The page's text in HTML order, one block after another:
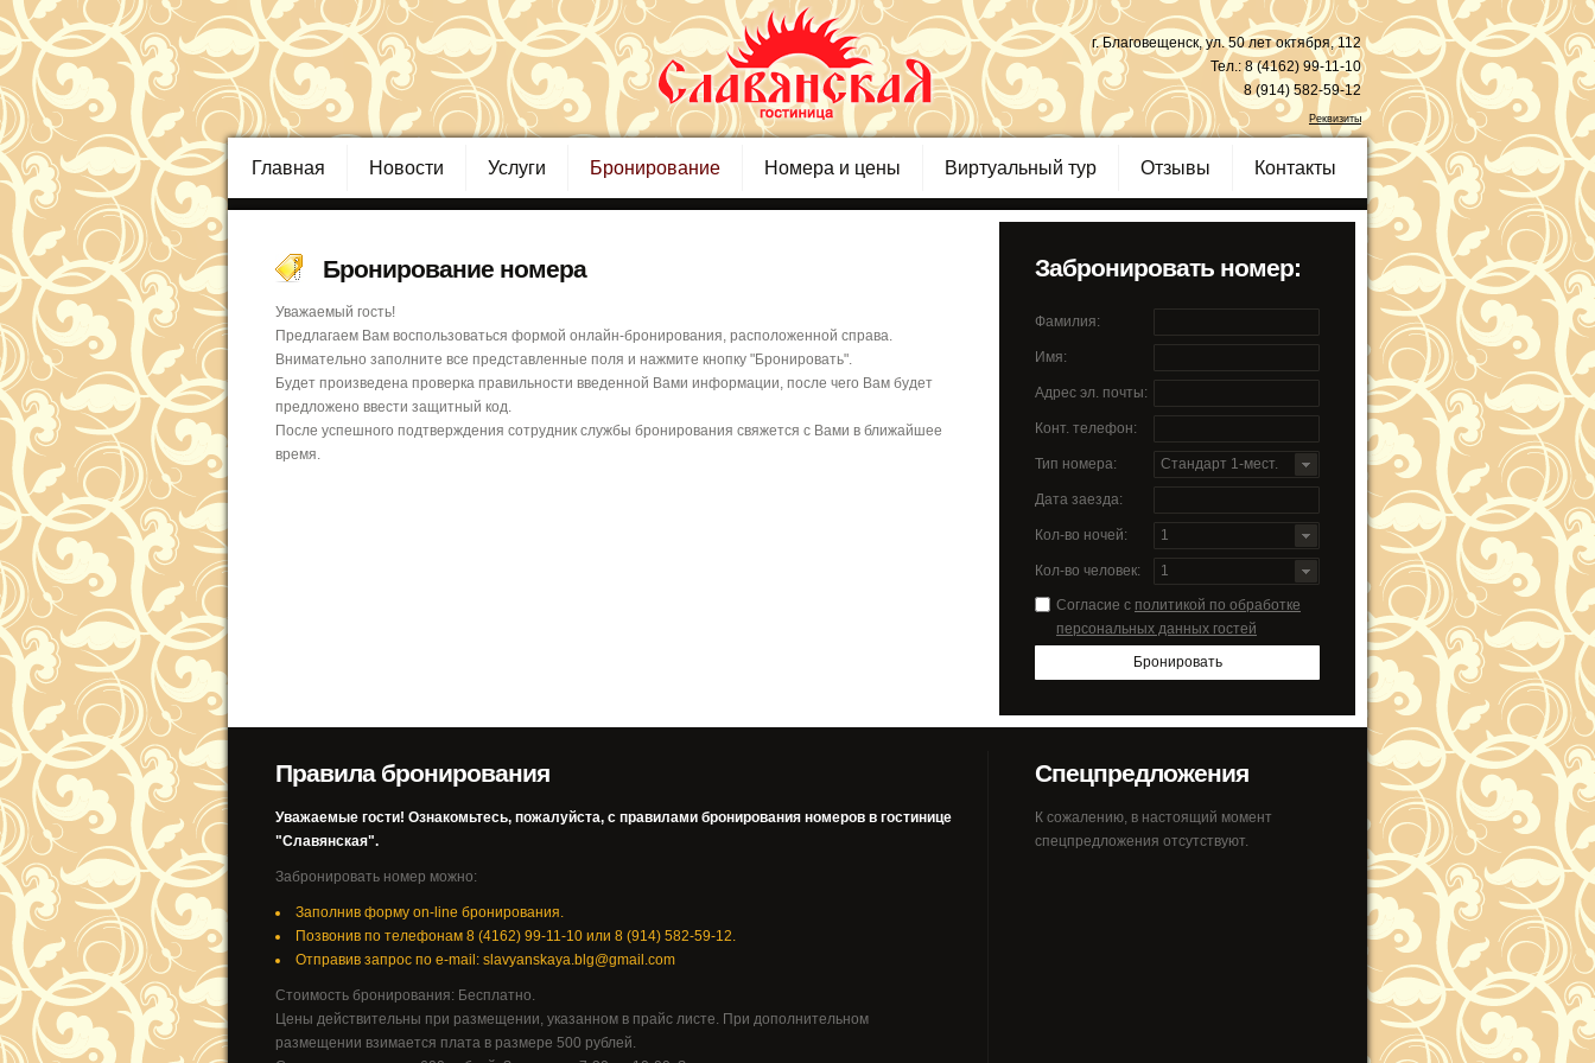
г. Благовещенск, ул. 50 лет октября, 112
Тел.: 8 (4162) 99-11-10
8 (914) 582-59-12
Реквизиты
Главная Новости Услуги Бронирование Номера и цены Виртуальный тур Отзывы Контакты
Забронировать номер:
Фамилия:
Имя:
Адрес эл. почты:
Конт. телефон:
Стандарт 1-мест.
Тип номера:
Дата заезда:
1
Кол-во ночей:
1
Кол-во человек:
Согласие c политикой по обработке
персональных данных гостей
Бронировать
Бронирование номера
Уважаемый гость!
Предлагаем Вам воспользоваться формой онлайн-бронирования, расположенной справа.
Внимательно заполните все представленные поля и нажмите кнопку "Бронировать".
Будет произведена проверка правильности введенной Вами информации, после чего Вам будет
предложено ввести защитный код.
После успешного подтверждения сотрудник службы бронирования свяжется с Вами в ближайшее
время.
Правила бронирования
Уважаемые гости! Ознакомьтесь, пожалуйста, с правилами бронирования номеров в гостинице
"Славянская".
Забронировать номер можно:
Заполнив форму on-line бронирования.
Позвонив по телефонам 8 (4162) 99-11-10 или 8 (914) 582-59-12.
Отправив запрос по e-mail: slavyanskaya.blg@gmail.com
Стоимость бронирования: Бесплатно.
Цены действительны при размещении, указанном в прайс листе. При дополнительном
размещении взимается плата в размере 500 рублей.
Спецпредложения
К сожалению, в настоящий момент
спецпредложения отсутствуют.